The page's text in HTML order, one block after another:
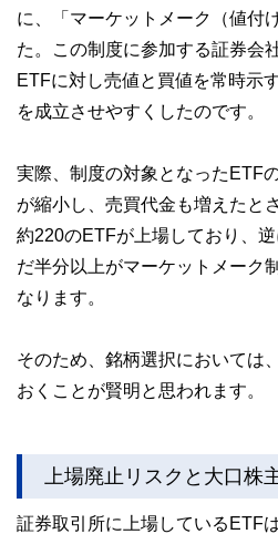
に、「マーケットメーク（値付
た。この制度に参加する証券会
ETFに対し売値と買値を常時示
を成立させやすくしたのです。
実際、制度の対象となったETF
が縮小し、売買代金も増えたと
約220のETFが上場しており、
だ半分以上がマーケットメーク
なります。
そのため、銘柄選択においては
おくことが賢明と思われます。
上場廃止リスクと大口株
証券取引所に上場しているETF